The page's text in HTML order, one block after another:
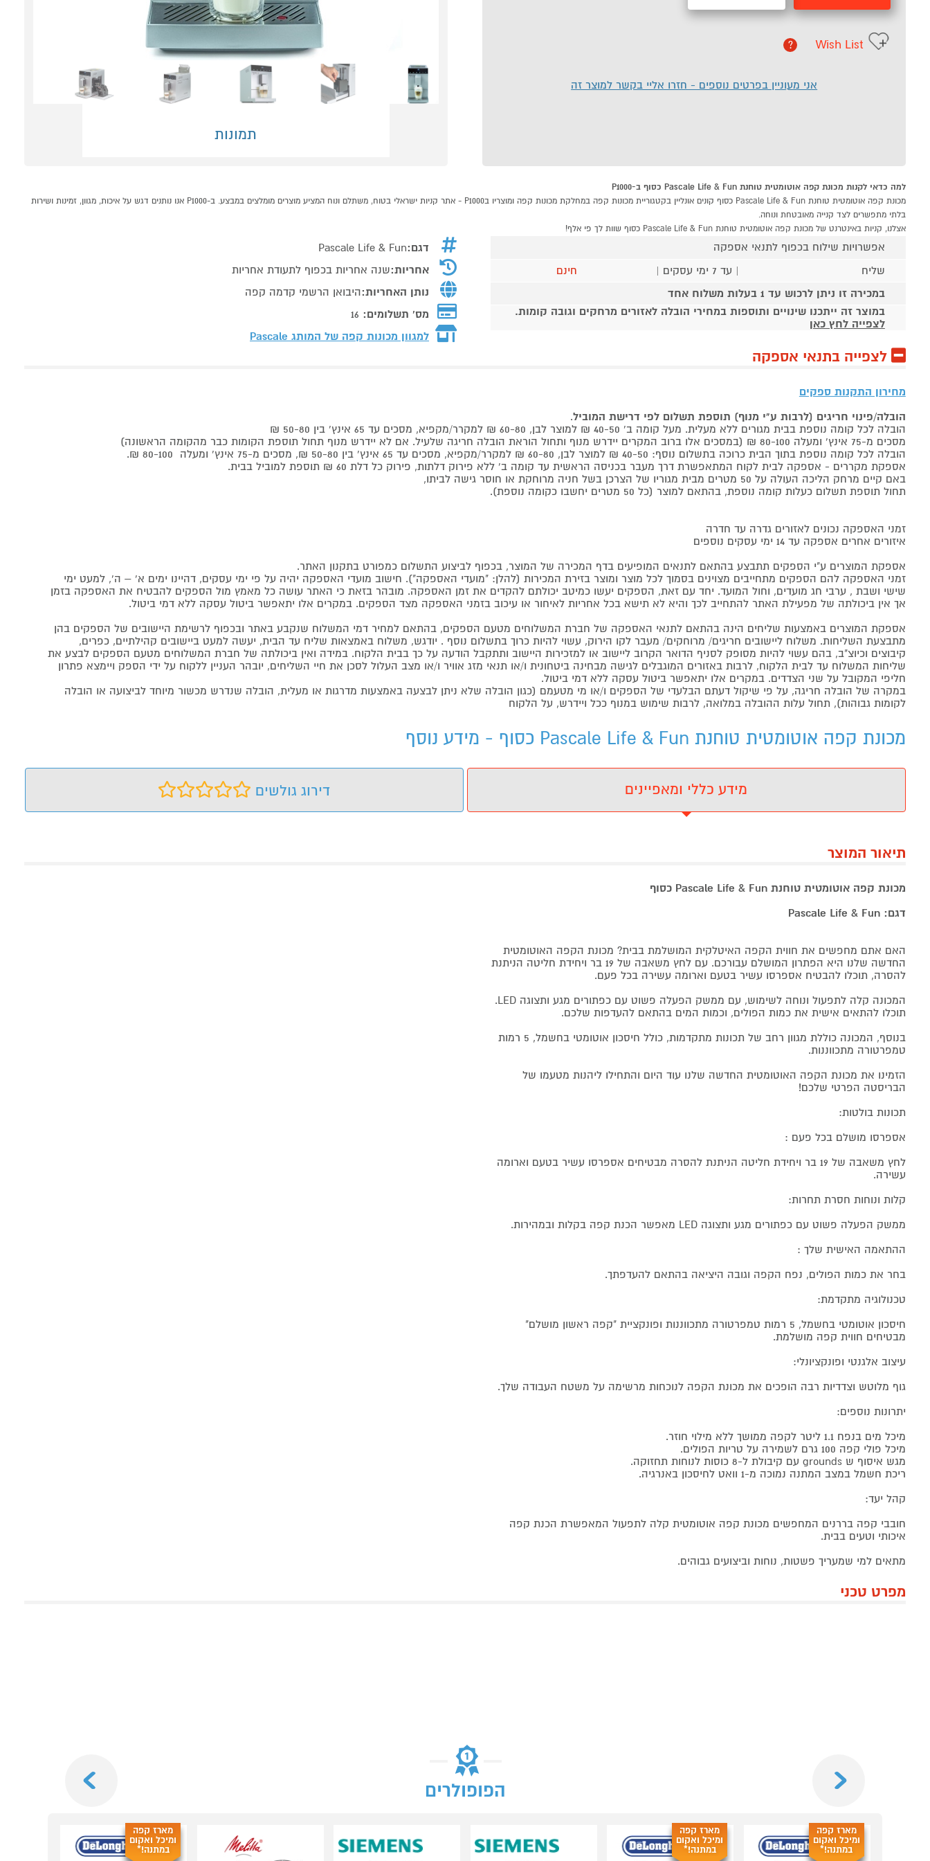
תמונות
Wish List
?
אני מעוניין בפרטים נוספים - חזרו אליי בקשר למוצר זה
למה כדאי לקנות מכונת קפה אוטומטית טוחנת Pascale Life & Fun כסוף ב-P1000
מכונת קפה אוטומטית טוחנת Pascale Life & Fun כסוף קונים אונליין בקטגוריית מכונות קפה במחלקת מכונות קפה ומוצריו בP1000 - אתר קניות ישראלי בטוח, משתלם ונוח המציע מוצרים מומלצים במבצע. ב-P1000 אנו נותנים דגש על איכות, מגוון, זמינות ושירות
בלתי מתפשרים לצד קנייה מאובטחת ונוחה.
אצלנו, קניות באינטרנט של מכונת קפה אוטומטית טוחנת Pascale Life & Fun כסוף שוות לך פי אלף!
אפשרויות שילוח בכפוף לתנאי אספקה
שליח
| עד 7 ימי עסקים |
חינם
במכירה זו ניתן לרכוש עד 1 בעלות משלוח אחד
במוצר זה ייתכנו שינויים ותוספות במחירי הובלה לאזורים מרחקים וגובה קומות.
לצפייה לחץ כאן
דגם:Pascale Life & Fun
אחריות:שנה אחריות בכפוף לתעודת אחריות
נותן האחריות:היבואן הרשמי קדמה קפה
מס' תשלומים: 16
למגוון מכונות קפה של המותג Pascale
לצפייה בתנאי אספקה
מחירון התקנות ספקים
הובלה/פינוי חריגים (לרבות ע"י מנוף) תוספת תשלום לפי דרישת המוביל.
הובלה לכל קומה נוספת בבית מגורים ללא מעלית. מעל קומה ב' 40-50 ₪ למוצר לבן, 60-80 ₪ למקרר/מקפיא, מסכים עד 65 אינץ' בין 50-80 ₪
מסכים מ-75 אינץ' ומעלה 80-100 ₪ (במסכים אלו ברוב המקרים יידרש מנוף ותחול הוראת הובלה חריגה שלעיל. אם לא יידרש מנוף תחול תוספת הקומות כבר מהקומה הראשונה)
הובלה לכל קומה נוספת בתוך הבית כרוכה בתשלום נוסף: 40-50 ₪ למוצר לבן, 60-80 ₪ למקרר/מקפיא, מסכים עד 65 אינץ' בין 50-80 ₪, מסכים מ-75 אינץ' ומעלה 80-100 ₪.
אספקת מקררים - אספקה לבית לקוח המתאפשרת דרך מעבר בכניסה הראשית עד קומה ב' ללא פירוק דלתות, פירוק כל דלת 60 ₪ תוספת למוביל בבית.
באם קיים מרחק הליכה העולה על 50 מטרים מבית מגוריו של הצרכן בשל חניה מרוחקת או חוסר גישה לביתו,
תחול תוספת תשלום כעלות קומה נוספת, בהתאם למוצר (כל 50 מטרים יחשבו כקומה נוספת).
זמני האספקה נכונים לאזורים גדרה עד חדרה
איזורים אחרים אספקה עד 14 ימי עסקים נוספים
אספקת המוצרים ע"י הספקים תתבצע בהתאם לתנאים המופיעים בדף המכירה של המוצר, בכפוף לביצוע התשלום כמפורט בתקנון האתר.
זמני האספקה להם הספקים מתחייבים מצוינים בסמוך לכל מוצר ומוצר בזירת המכירות (להלן: "מועדי האספקה"). חישוב מועדי האספקה יהיה על פי ימי עסקים, דהיינו ימים א' – ה', למעט ימי
שישי ושבת , ערבי חג מועדים, וחול המועד. יחד עם זאת, הספקים יעשו כמיטב יכולתם להקדים את זמן האספקה. מובהר בזאת כי האתר עושה כל מאמץ מול הספקים להבטיח את האספקה בזמן
אך אין ביכולתה של מפעילת האתר להתחייב לכך והיא לא תישא בכל אחריות לאיחור או עיכוב בזמני האספקה מצד הספקים. במקרים אלו יתאפשר ביטול עסקה ללא דמי ביטול.
אספקת המוצרים באמצעות שליחים הינה בהתאם לתנאי האספקה של חברת המשלוחים מטעם הספקים, בהתאם למחיר דמי המשלוח שנקבע באתר ובכפוף לרשימת היישובים של הספקים בהן
מתבצעת השליחות. משלוח ליישובים חריגים/ מרוחקים/ מעבר לקו הירוק, עשוי להיות כרוך בתשלום נוסף . יודגש, משלוח באמצאות שליח עד הבית, יעשה למעט ביישובים קהילתיים, כפרים,
קיבוצים וכיוצ"ב, בהם עשוי להיות מסופק לסניף הדואר הקרוב ליישוב או למזכירות היישוב ותתקבל הודעה על כך בבית הלקוח. במידה ואין ביכולתה של חברת המשלוחים מטעם הספקים לבצע את
שליחות המשלוח עד לבית הלקוח, לרבות באזורים המוגבלים לגישה מבחינה ביטחונית ו/או תנאי מזג אוויר ו/או מצב העלול לסכן את חיי השליחים, יובהר העניין ללקוח על ידי הספק ויימצא פתרון
חליפי המקובל על שני הצדדים. במקרים אלו יתאפשר ביטול עסקה ללא דמי ביטול.
במקרה של הובלה חריגה, על פי שיקול דעתם הבלעדי של הספקים ו/או מי מטעמם (כגון הובלה שלא ניתן לבצעה באמצעות מדרגות או מעלית, הובלה שנדרש מכשור מיוחד לביצועה או הובלה
לקומות גבוהות), תחול עלות ההובלה במלואה, לרבות שימוש במנוף ככל ויידרש, על הלקוח
מכונת קפה אוטומטית טוחנת Pascale Life & Fun כסוף - מידע נוסף
מידע כללי ומאפיינים דירוג גולשים
תיאור המוצר
מכונת קפה אוטומטית טוחנת Pascale Life & Fun כסוף
דגם: Pascale Life & Fun
האם אתם מחפשים את חווית הקפה האיטלקית המושלמת בבית? מכונת הקפה האוטומטית
החדשה שלנו היא הפתרון המושלם עבורכם. עם לחץ משאבה של 19 בר ויחידת חליטה הניתנת
להסרה, תוכלו להבטיח אספרסו עשיר בטעם וארומה עשירה בכל פעם.
המכונה קלה לתפעול ונוחה לשימוש, עם ממשק הפעלה פשוט עם כפתורים מגע ותצוגה LED.
תוכלו להתאים אישית את כמות הפולים, וכמות המים בהתאם להעדפות שלכם.
בנוסף, המכונה כוללת מגוון רחב של תכונות מתקדמות, כולל חיסכון אוטומטי בחשמל, 5 רמות
טמפרטורה מתכווננות.
הזמינו את מכונת הקפה האוטומטית החדשה שלנו עוד היום והתחילו ליהנות מטעמו של
הבריסטה הפרטי שלכם!
תכונות בולטות:
אספרסו מושלם בכל פעם :
לחץ משאבה של 19 בר ויחידת חליטה הניתנת להסרה מבטיחים אספרסו עשיר בטעם וארומה
עשירה.
קלות ונוחות חסרת תחרות:
ממשק הפעלה פשוט עם כפתורים מגע ותצוגה LED מאפשר הכנת קפה בקלות ובמהירות.
ההתאמה האישית שלך :
בחר את כמות הפולים, נפח הקפה וגובה היציאה בהתאם להעדפתך.
טכנולוגיה מתקדמת:
חיסכון אוטומטי בחשמל, 5 רמות טמפרטורה מתכווננות ופונקציית "קפה ראשון מושלם"
מבטיחים חווית קפה מושלמת.
עיצוב אלגנטי ופונקציונלי:
גוף מלוטש וצדדיות רבה הופכים את מכונת הקפה לנוכחות מרשימה על משטח העבודה שלך.
יתרונות נוספים:
מיכל מים בנפח 1.1 ליטר לקפה ממושך ללא מילוי חוזר.
מיכל פולי קפה 100 גרם לשמירה על טריות הפולים.
מגש איסוף ש grounds עם קיבולת ל-8 כוסות לנוחות תחזוקה.
ריכת חשמל במצב המתנה נמוכה מ-1 וואט לחיסכון באנרגיה.
קהל יעד:
חובבי קפה בררנים המחפשים מכונת קפה אוטומטית קלה לתפעול המאפשרת הכנת קפה
איכותי וטעים בבית.
מתאים למי שמעריך פשטות, נוחות וביצועים גבוהים.
מפרט טכני
הפופולרים
מארז קפה
ומיכל ואקום
במתנה!*
מארז קפה
ומיכל ואקום
במתנה!*
מארז קפה
ומיכל ואקום
במתנה!*